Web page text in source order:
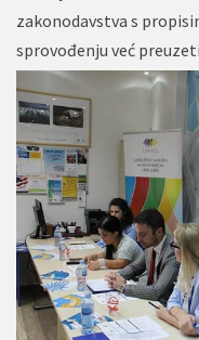
zakonodavstva s
sprovođenju već